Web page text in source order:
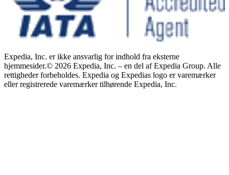
Expedia, Inc. er ikke ansvarlig for indhold fra eksterne
hjemmesider.© 2026 Expedia, Inc. – en del af Expedia Group. Alle
rettigheder forbeholdes. Expedia og Expedias logo er varemærker
eller registrerede varemærker tilhørende Expedia, Inc.